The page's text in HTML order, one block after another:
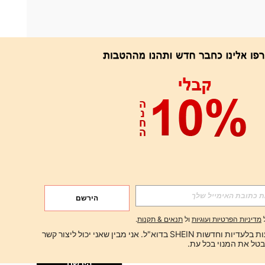
אפליקציה
הירשם
הירשם
הירשם
מדיניות הפרטיות ועוגיות ול תנאים & תקנות.
ברצוני לקבל הצעות בלעדיות וחדשות SHEIN בדוא"ל. אני מבין שאני יכול ליצור קשר